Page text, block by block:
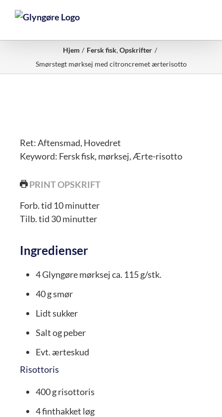
Hjem Fersk fisk Opskrifter
Smørstegt mørksej med citroncremet ærterisotto
Ret:Aftensmad, Hovedret
Keyword: Fersk fisk, mørksej, Ærte-risotto
PRINT OPSKRIFT
Forb. tid 10minutter
minutter
Tilb. tid 30minutter
minutter
Ingredienser
4Glyngøre mørksejca. 115 g/stk.
40gsmør
Lidt sukker
Salt og peber
Evt. ærteskud
Risottoris
400grisottoris
4finthakket løg